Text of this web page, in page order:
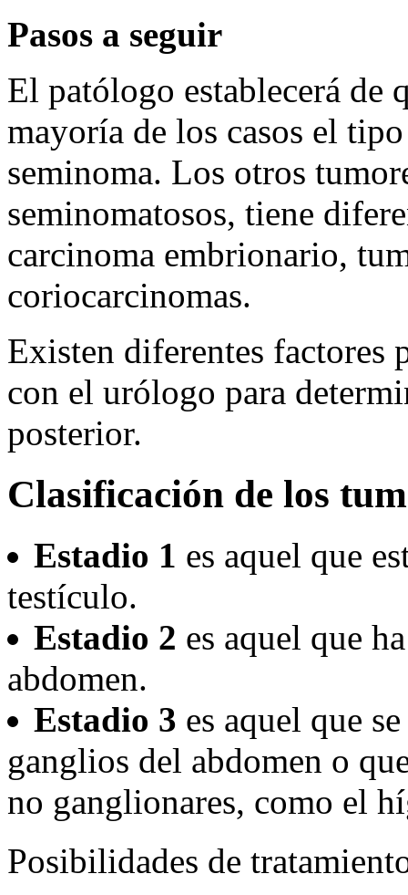
Pasos a seguir
El patólogo establecerá de
mayoría de los casos el
seminoma. Los otros
seminomatosos, tiene
carcinoma embrionario,
coriocarcinomas.
Existen diferentes factores
con el urólogo para
posterior.
Clasificación de los
Estadio 1 es aquel que
testículo.
Estadio 2 es aquel que
abdomen.
Estadio 3 es aquel que
ganglios del abdomen o
no ganglionares, como el
Posibilidades de